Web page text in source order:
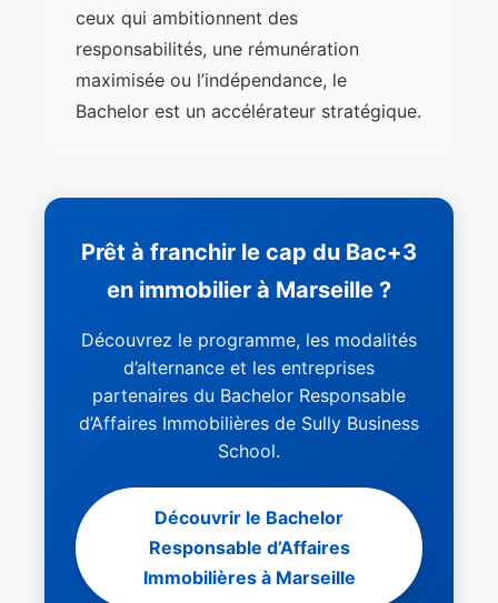
ceux qui ambitionnent des
responsabilités, une rémunération
maximisée ou l’indépendance, le
Bachelor est un accélérateur stratégique.
Prêt à franchir le cap du Bac+3
en immobilier à Marseille ?
Découvrez le programme, les modalités
d’alternance et les entreprises
partenaires du Bachelor Responsable
d’Affaires Immobilières de Sully Business
School.
Découvrir le Bachelor
Responsable d’Affaires
Immobilières à Marseille